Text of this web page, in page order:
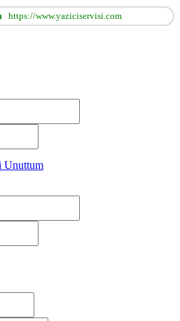
https://www.yaziciservisi.com
Unuttum